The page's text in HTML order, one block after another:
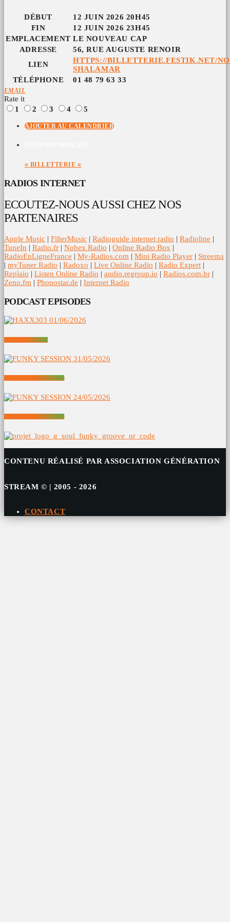
DÉBUT
12 JUIN 2026 20H45
FIN
12 JUIN 2026 23H45
EMPLACEMENT LE NOUVEAU CAP
ADRESSE
56, RUE AUGUSTE RENOIR
LIEN
HTTPS://BILLETTERIE.FESTIK.NET/
SHALAMAR
TÉLÉPHONE
01 48 79 63 33
EMAIL
Rate it
1
2 3 4 5
AJOUTER AU CALENDRIER
≡ BILLETTERIE ≡
RADIOS INTERNET
ECOUTEZ-NOUS AUSSI CHEZ NOS
PARTENAIRES
Apple Music | FilterMusic | Radioguide internet radio | Radioline |
TuneIn | Radio.fr | Nobex Radio | Online Radio Box |
RadioEnLigneFrance | My-Radios.com | Mini Radio Player | Streema
| myTuner Radio | Radoxo | Live Online Radio | Radio Expert |
Replaio | Listen Online Radio | audio.regroup.io | Radios.com.br |
Zeno.fm | Phonostar.de | Internet Radio
PODCAST EPISODES
HAXX303 01/06/2026
FUNKY SESSION 31/05/2026
FUNKY SESSION 24/05/2026
CONTENU RÉALISÉ PAR ASSOCIATION GÉNÉRATION
STREAM © | 2005 - 2026
CONTACT